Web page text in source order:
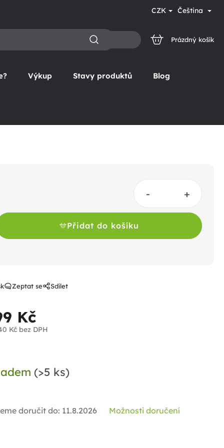
CZK Čeština
NÁKUPNÍ
Prázdný košík
Výkup Stavy produktů Blog
Kč
Kč bez DPH
(>5 ks)
doručit do: 11.8.2026 Možnosti doručení
Přidat do košíku
Zeptat se Sdílet